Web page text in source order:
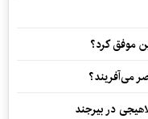
موفق کرد؟
می‌آفریند؟
در بیرجند